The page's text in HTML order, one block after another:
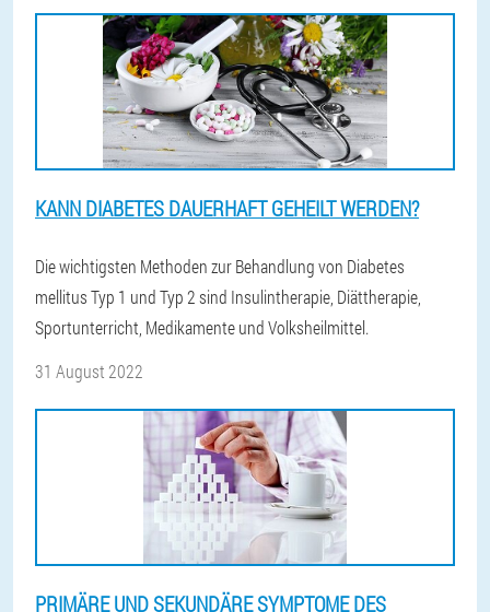
KANN DIABETES DAUERHAFT GEHEILT WERDEN?
Die wichtigsten Methoden zur Behandlung von Diabetes
mellitus Typ 1 und Typ 2 sind Insulintherapie, Diättherapie,
Sportunterricht, Medikamente und Volksheilmittel.
31 August 2022
PRIMÄRE UND SEKUNDÄRE SYMPTOME DES